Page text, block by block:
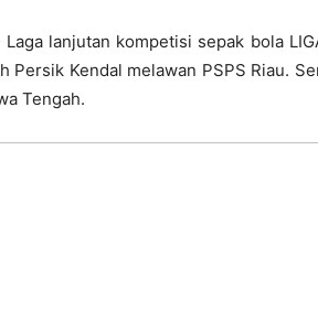
Laga lanjutan kompetisi sepak bola
Persik Kendal melawan PSPS Riau.
Tengah.